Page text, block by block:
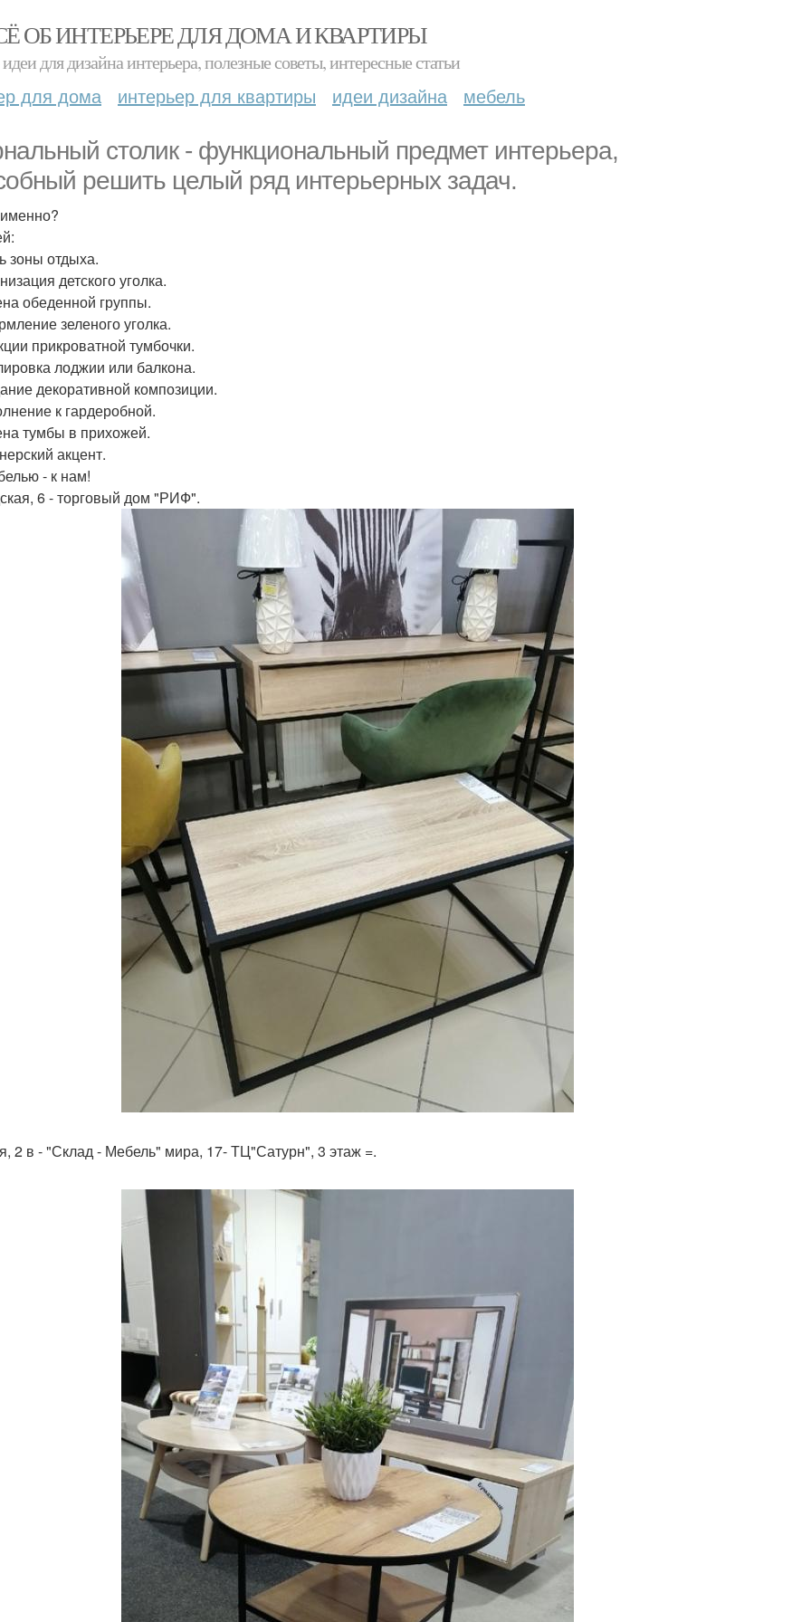
ОБ ИНТЕРЬЕРЕ ДЛЯ ДОМА И КВАРТИРЫ
для дизайна интерьера, полезные советы, интересные статьи
для дома интерьер для квартиры идеи дизайна мебель
столик - функциональный предмет интерьера,
решить целый ряд интерьерных задач.
зоны отдыха.
детского уголка.
обеденной группы.
зеленого уголка.
прикроватной тумбочки.
лоджии или балкона.
декоративной композиции.
к гардеробной.
тумбы в прихожей.
акцент.
- к нам!
6 - торговый дом "РИФ".
2 в - "Склад - Мебель" мира, 17- ТЦ"Сатурн", 3 этаж =.